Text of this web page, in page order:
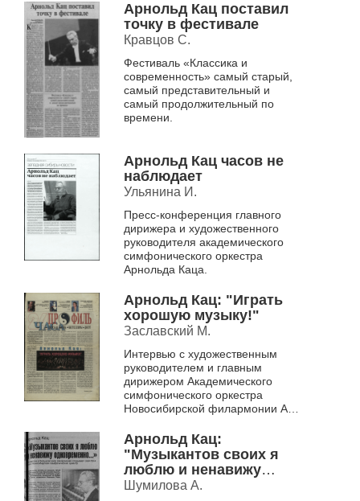
Арнольд Кац поставил
точку в фестивале
Кравцов С.
Фестиваль «Классика и
современность» самый старый,
самый представительный и
самый продолжительный по
времени.
Арнольд Кац часов не
наблюдает
Ульянина И.
Пресс-конференция главного
дирижера и художественного
руководителя академического
симфонического оркестра
Арнольда Каца.
Арнольд Кац: "Играть
хорошую музыку!"
Заславский М.
Интервью с художественным
руководителем и главным
дирижером Академического
симфонического оркестра
Новосибирской филармонии А.
Арнольд Кац:
"Музыкантов своих я
люблю и ненавижу
одновременно"
Шумилова А.